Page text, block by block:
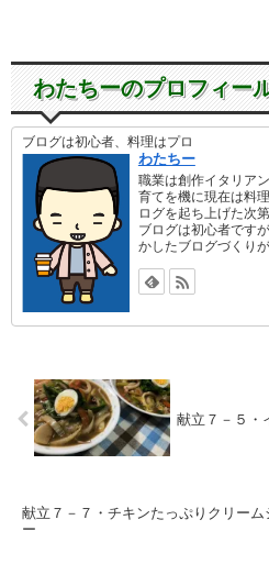
わたちーのプロフィー
ブログは初心者、料理はプロ
わたちー
職業は創作イタリア
育てを機に現在は料
ログを起ち上げた次第
ブログは初心者です
かしたブログづくり
献立７－５・
献立７－７・チキンたっぷりクリーム
ー